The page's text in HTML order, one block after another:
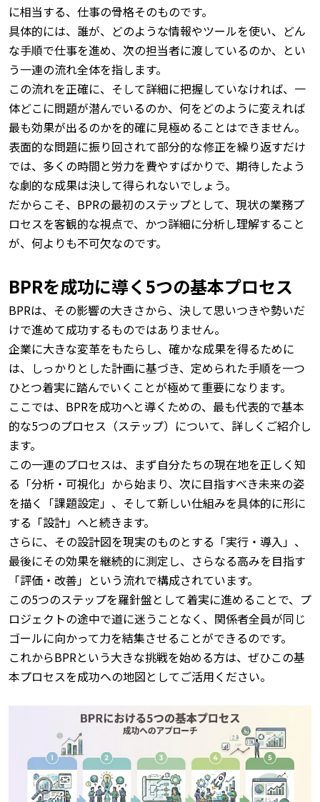
に相当する、仕事の骨格そのものです。
具体的には、誰が、どのような情報やツールを使い、どん
な手順で仕事を進め、次の担当者に渡しているのか、とい
う一連の流れ全体を指します。
この流れを正確に、そして詳細に把握していなければ、一
体どこに問題が潜んでいるのか、何をどのように変えれば
最も効果が出るのかを的確に見極めることはできません。
表面的な問題に振り回されて部分的な修正を繰り返すだけ
では、多くの時間と労力を費やすばかりで、期待したよう
な劇的な成果は決して得られないでしょう。
だからこそ、BPRの最初のステップとして、現状の業務プ
ロセスを客観的な視点で、かつ詳細に分析し理解すること
が、何よりも不可欠なのです。
BPRを成功に導く5つの基本プロセス
BPRは、その影響の大きさから、決して思いつきや勢いだ
けで進めて成功するものではありません。
企業に大きな変革をもたらし、確かな成果を得るために
は、しっかりとした計画に基づき、定められた手順を一つ
ひとつ着実に踏んでいくことが極めて重要になります。
ここでは、BPRを成功へと導くための、最も代表的で基本
的な5つのプロセス（ステップ）について、詳しくご紹介し
ます。
この一連のプロセスは、まず自分たちの現在地を正しく知
る「分析・可視化」から始まり、次に目指すべき未来の姿
を描く「課題設定」、そして新しい仕組みを具体的に形に
する「設計」へと続きます。
さらに、その設計図を現実のものとする「実行・導入」、
最後にその効果を継続的に測定し、さらなる高みを目指す
「評価・改善」という流れで構成されています。
この5つのステップを羅針盤として着実に進めることで、プ
ロジェクトの途中で道に迷うことなく、関係者全員が同じ
ゴールに向かって力を結集させることができるのです。
これからBPRという大きな挑戦を始める方は、ぜひこの基
本プロセスを成功への地図としてご活用ください。